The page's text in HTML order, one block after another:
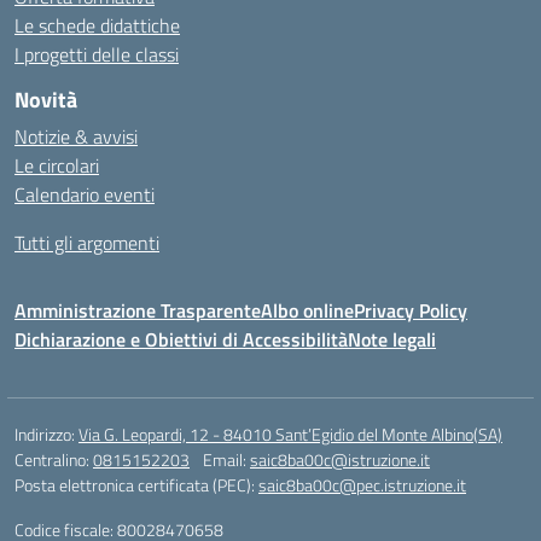
Le schede didattiche
I progetti delle classi
Novità
Notizie & avvisi
Le circolari
Calendario eventi
Tutti gli argomenti
Amministrazione TrasparenteAlbo onlinePrivacy Policy
Dichiarazione e Obiettivi di AccessibilitàNote legali
Indirizzo:Via G. Leopardi, 12 - 84010 Sant’Egidio del Monte Albino(SA)
Centralino:0815152203 Email:saic8ba00c@istruzione.it
Posta elettronica certificata (PEC):saic8ba00c@pec.istruzione.it
Codice fiscale: 80028470658